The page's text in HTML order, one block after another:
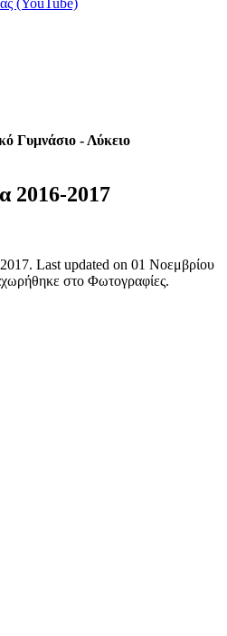
(YouTube)
Γυμνάσιο - Λύκειο
2016-2017
. Last updated on 01 Νοεμβρίου
στο Φωτογραφίες.